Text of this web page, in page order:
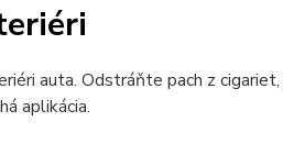
auta. Odstráňte pach z
aplikácia.